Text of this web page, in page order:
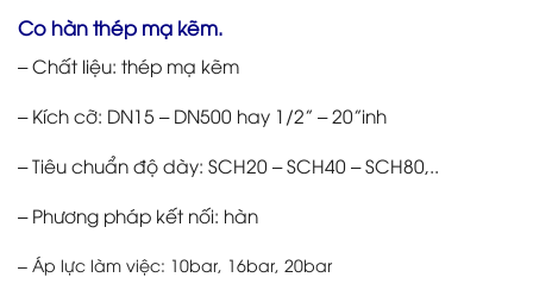
Rated5.00
out of 5
based on
3
customer
Co hàn thép mạ kẽm.
– Chất liệu: thép mạ kẽm
– Kích cỡ: DN15 – DN500 hay 1/2” – 20”inh
– Tiêu chuẩn độ dày: SCH20 – SCH40 – SCH80,..
– Phương pháp kết nối: hàn
– Áp lực làm việc: 10bar, 16bar, 20bar